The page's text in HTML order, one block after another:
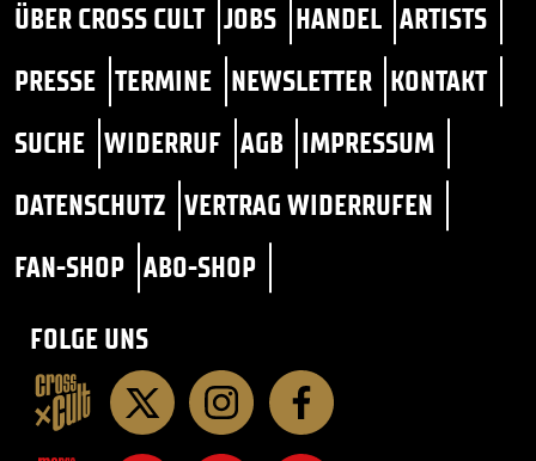
ÜBER CROSS CULT JOBS HANDEL ARTISTS
PRESSE TERMINE NEWSLETTER KONTAKT
SUCHE WIDERRUF AGB IMPRESSUM
DATENSCHUTZ VERTRAG WIDERRUFEN
FAN-SHOP ABO-SHOP
FOLGE UNS